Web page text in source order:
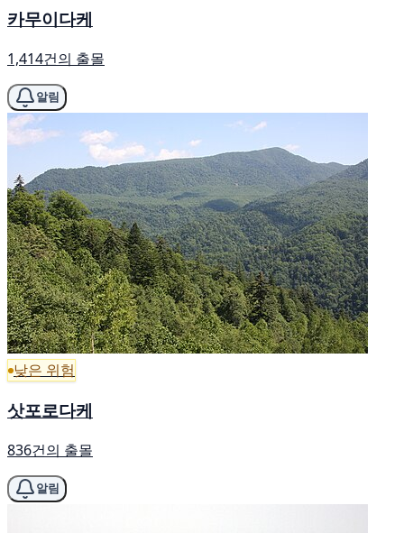
카무이다케
1,414건의 출몰
알림
낮은 위험
삿포로다케
836건의 출몰
알림